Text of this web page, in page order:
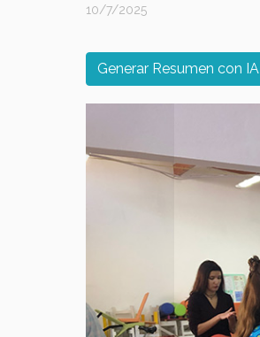
10/7/2025
Generar Resumen con IA